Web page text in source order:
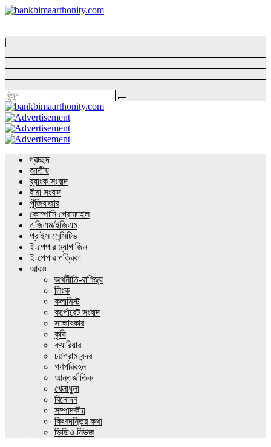
|
প্রচ্ছদ
জাতীয়
ব্যাংক সংবাদ
বীমা সংবাদ
পুঁজিবাজার
কোম্পানি প্রোফাইল
এজিএম/ইজিএম
প্রাইস সেন্সিটিভ
ই-পেপার ম্যাগাজিন
ই-পেপার পত্রিকা
আরও
অর্থনীতি-বাণিজ্য
লিংক
কলামিস্ট
কর্পোরেট সংবাদ
সাক্ষাৎকার
কৃষি
ক্যারিয়ার
চট্টগ্রাম-বন্দর
গণপরিবহন
আন্তর্জাতিক
খেলাধুলা
বিনোদন
সম্পাদকীয়
কিংবদন্তির কথা
ভিডিও নিউজ